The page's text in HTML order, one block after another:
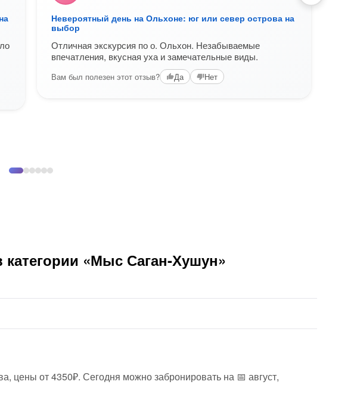
Невероятный день на Ольхоне: юг или север острова на
выбор
Отличная экскурсия по о. Ольхон. Незабываемые
впечатления, вкусная уха и замечательные виды.
Вам был полезен этот отзыв? Да Нет
«Мыс Саган-Хушун»
цены от 4350₽. Сегодня можно забронировать на 📅 август,